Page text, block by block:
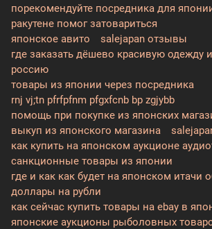
порекомендуйте посредника для
ракутене помог затовариться
японское авито
salejapan отзывы
где заказать дёшево красивую одежду
россию
товары из японии через посредника
rnj vj;tn pfrfpfnm pfgxfcnb bp zgjybb
помощь при покупке из японских
выкуп из японского магазина
как купить на японском аукционе
санкционные товары из японии
где и как как будет на японском итачи
доллары на рубли
как сейчас купить товары на ebay в
японские аукционы рыболовных